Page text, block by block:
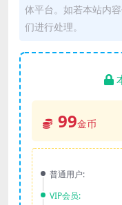
体平台。如若本站内
们进行处理。
99金币
普通用户:
VIP会员: